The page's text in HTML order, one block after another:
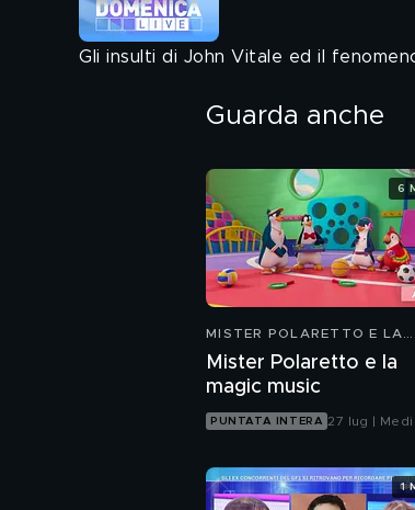
Gli insulti di John Vitale ed il
Guarda anche
MISTER POLARETTO E LA
Mister Polaretto e la
magic music
PUNTATA INTERA 27 lug |
6
1